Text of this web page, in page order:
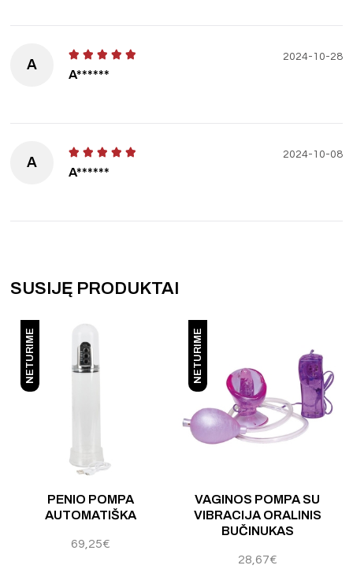
A
A******
2024-10-28
A
A******
2024-10-08
SUSIJĘ PRODUKTAI
NETURIME
PENIO POMPA
AUTOMATIŠKA
69,25€
NETURIME
VAGINOS POMPA SU
VIBRACIJA ORALINIS
BUČINUKAS
28,67€